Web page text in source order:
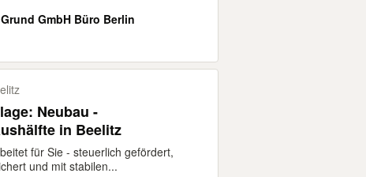
GmbH Büro Berlin
Neubau -
in Beelitz
für Sie - steuerlich gefördert,
und mit stabilen...